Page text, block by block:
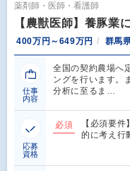
薬剤師・医師・看護師
【農獣医師】養豚業
400万円～649万円 群馬
仕事
内容
全国の契約農場へ
ングを行います。
分析に至るま…
応募
資格
必須
【必須要
的に考え行